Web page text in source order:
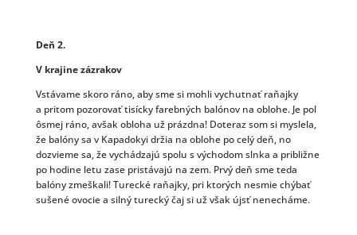
Deň 2.
V krajine zázrakov
Vstávame skoro ráno, aby sme si mohli vychutnať raňajky
a pritom pozorovať tisícky farebných balónov na oblohe. Je pol
ôsmej ráno, avšak obloha už prázdna! Doteraz som si myslela,
že balóny sa v Kapadokyi držia na oblohe po celý deň, no
dozvieme sa, že vychádzajú spolu s východom slnka a približne
po hodine letu zase pristávajú na zem. Prvý deň sme teda
balóny zmeškali! Turecké raňajky, pri ktorých nesmie chýbať
sušené ovocie a silný turecký čaj si už však újsť nenecháme.